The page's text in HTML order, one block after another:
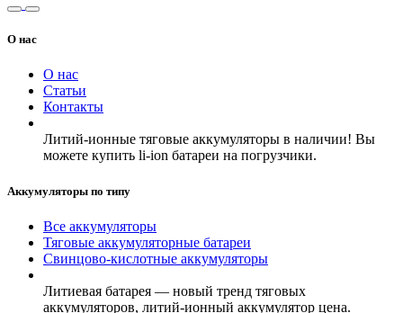
О нас
О нас
Статьи
Контакты
Литий-ионные тяговые аккумуляторы в наличии! Вы
можете купить li-ion батареи на погрузчики.
Аккумуляторы по типу
Все аккумуляторы
Тяговые аккумуляторные батареи
Свинцово-кислотные аккумуляторы
Литиевая батарея — новый тренд тяговых
аккумуляторов, литий-ионный аккумулятор цена.